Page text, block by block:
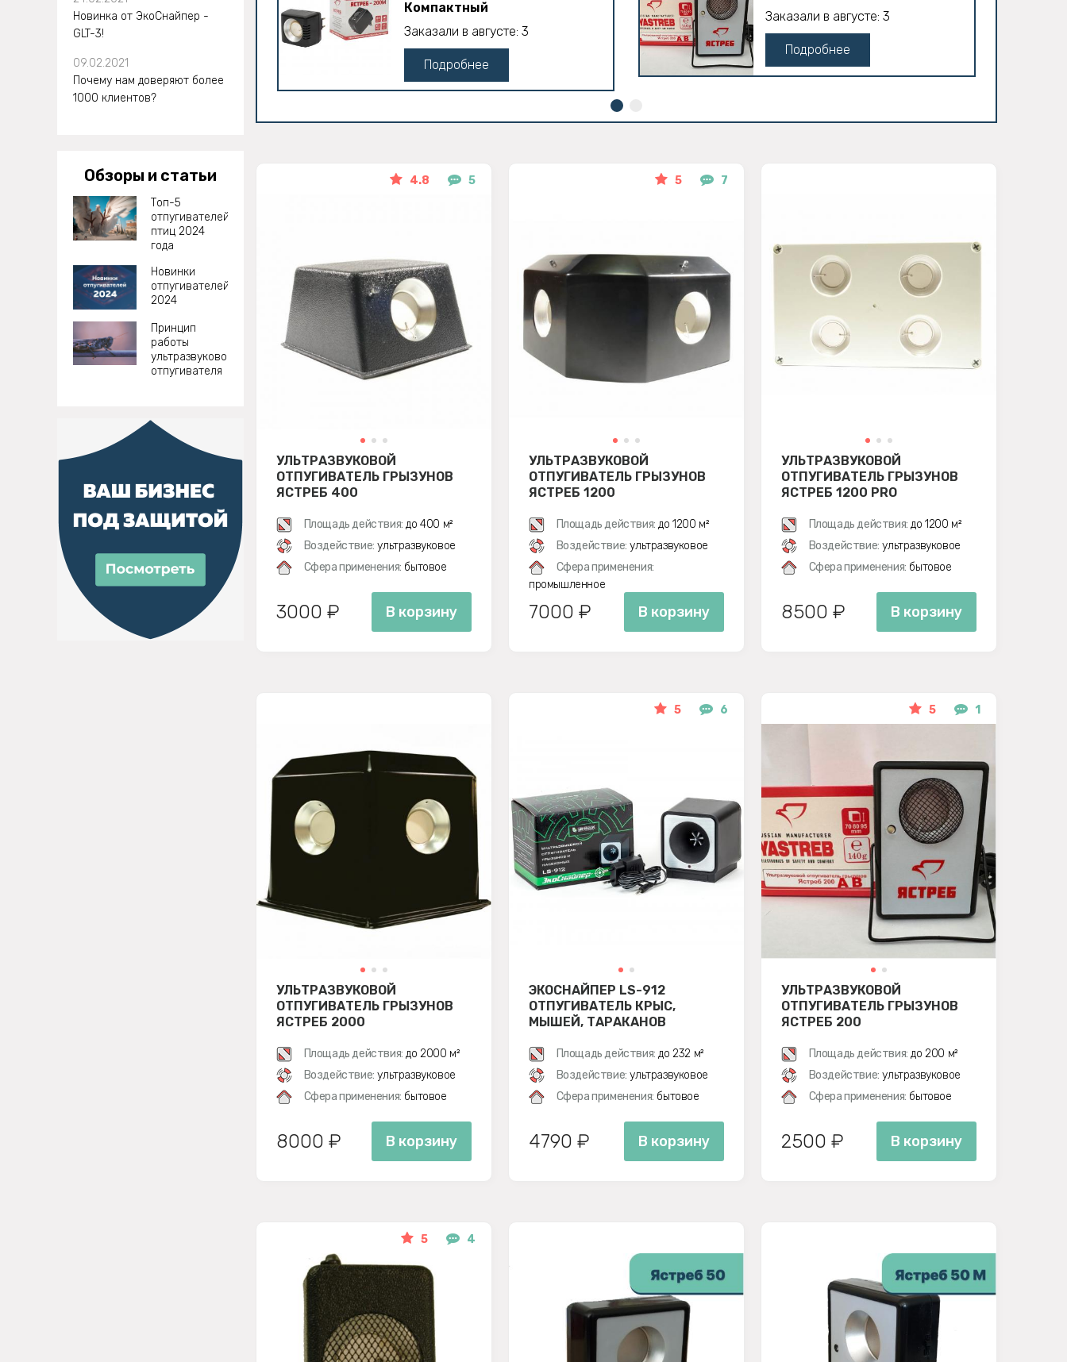
Новинка от ЭкоСнайпер -
GLT-3!
09.02.2021
Почему нам доверяют более
1000 клиентов?
Обзоры и статьи
Топ-5
отпугивателей
птиц 2024
года
Новинки
отпугивателей
2024
Принцип
работы
ультразвукового
отпугивателя
Компактный
Заказали в августе: 3
Подробнее
Заказали в августе: 3
Подробнее
4.8 5
УЛЬТРАЗВУКОВОЙ
ОТПУГИВАТЕЛЬ ГРЫЗУНОВ
ЯСТРЕБ 400
Площадь действия: до 400 м²
Воздействие: ультразвуковое
Сфера применения: бытовое
3000 ₽ В корзину
5 7
УЛЬТРАЗВУКОВОЙ
ОТПУГИВАТЕЛЬ ГРЫЗУНОВ
ЯСТРЕБ 1200
Площадь действия: до 1200 м²
Воздействие: ультразвуковое
Сфера применения:
промышленное
7000 ₽ В корзину
УЛЬТРАЗВУКОВОЙ
ОТПУГИВАТЕЛЬ ГРЫЗУНОВ
ЯСТРЕБ 1200 PRO
Площадь действия: до 1200 м²
Воздействие: ультразвуковое
Сфера применения: бытовое
8500 ₽ В корзину
УЛЬТРАЗВУКОВОЙ
ОТПУГИВАТЕЛЬ ГРЫЗУНОВ
ЯСТРЕБ 2000
Площадь действия: до 2000 м²
Воздействие: ультразвуковое
Сфера применения: бытовое
8000 ₽ В корзину
5 6
ЭКОСНАЙПЕР LS-912
ОТПУГИВАТЕЛЬ КРЫС,
МЫШЕЙ, ТАРАКАНОВ
Площадь действия: до 232 м²
Воздействие: ультразвуковое
Сфера применения: бытовое
4790 ₽ В корзину
5 1
УЛЬТРАЗВУКОВОЙ
ОТПУГИВАТЕЛЬ ГРЫЗУНОВ
ЯСТРЕБ 200
Площадь действия: до 200 м²
Воздействие: ультразвуковое
Сфера применения: бытовое
2500 ₽ В корзину
5 4